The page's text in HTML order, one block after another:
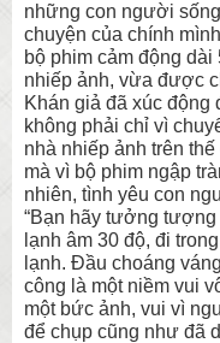
những con người
chuyện của chính
bộ phim cảm động
nhiếp ảnh, vừa được
Khán giả đã xúc động
không phải chỉ vì
nhà nhiếp ảnh trên
mà vì bộ phim ngập
nhiên, tình yêu con
“Bạn hãy tưởng
lạnh âm 30 độ, đi
lạnh. Đầu choáng
công là một niềm vui
một bức ảnh, vui vì
để chụp cũng như đã